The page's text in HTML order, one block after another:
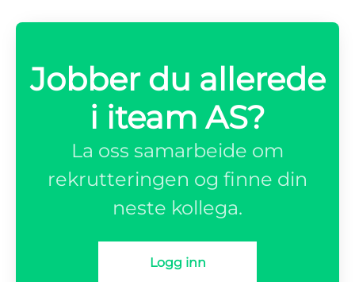
Jobber du allerede
i iteam AS?
La oss samarbeide om
rekrutteringen og finne din
neste kollega.
Logg inn